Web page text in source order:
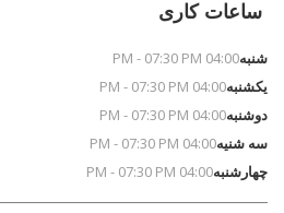
ساعات کاری
شنبه04:00 PM - 07:30 PM
یکشنبه04:00 PM - 07:30 PM
دوشنبه04:00 PM - 07:30 PM
سه شنیه04:00 PM - 07:30 PM
چهارشنبه04:00 PM - 07:30 PM